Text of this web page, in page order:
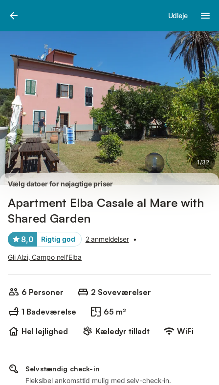
Udleje
1/32
Billeder
Vælg datoer for nøjagtige priser
Apartment Elba Casale al Mare with
Shared Garden
8,0 Rigtig god 2 anmeldelser •
Gli Alzi, Campo nell'Elba
6 Personer
2 Soveværelser
1 Badeværelse
65 m²
Hel lejlighed
Kæledyr tilladt WiFi
Selvstændig check-in
Fleksibel ankomsttid mulig med selv-check-in.